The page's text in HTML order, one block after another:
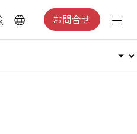
お問合せ